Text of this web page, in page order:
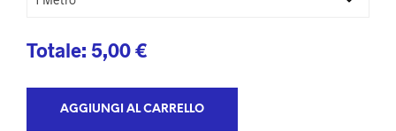
Totale: 5,00€
AGGIUNGI AL CARRELLO